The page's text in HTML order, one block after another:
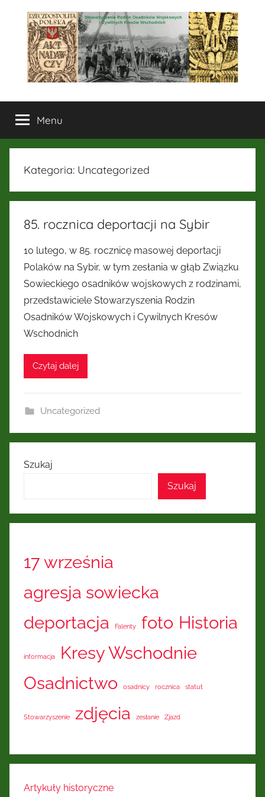
Stowarzyszenie
Rodzin
Osadników
Wojskowych
Cywilnych
Kresów
Wschodnich
Menu
Kategoria: Uncategorized
85. rocznica deportacji na Sybir
10 lutego, w 85. rocznicę masowej deportacji
Polaków na Sybir, w tym zesłania w głąb Związku
Sowieckiego osadników wojskowych z rodzinami,
przedstawiciele Stowarzyszenia Rodzin
Osadników Wojskowych i Cywilnych Kresów
Wschodnich
Czytaj dalej
Uncategorized
Szukaj
Szukaj
17 września
agresja sowiecka
deportacja
Falenty foto Historia
informacja
Kresy Wschodnie
Osadnictwo
osadnicy rocznica statut
Stowarzyszenie zdjęcia zesłanie Zjazd
Artykuły historyczne